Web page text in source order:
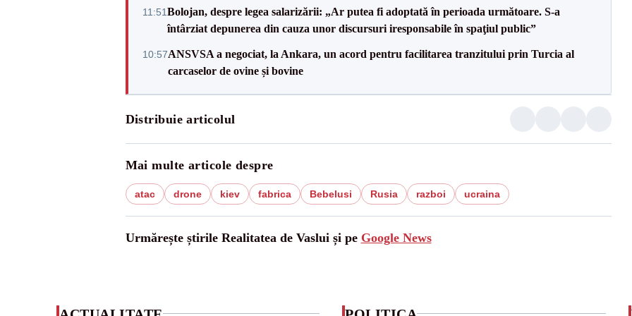
11:51Bolojan, despre legea salarizării: „Ar putea fi adoptată în perioada următoare. S-a
întârziat depunerea din cauza unor discursuri iresponsabile în spaţiul public”
10:57ANSVSA a negociat, la Ankara, un acord pentru facilitarea tranzitului prin Turcia al
carcaselor de ovine și bovine
Distribuie articolul
Mai multe articole despre
atac drone kiev fabrica Bebelusi Rusia razboi ucraina
Urmărește știrile Realitatea de Vaslui și pe Google News